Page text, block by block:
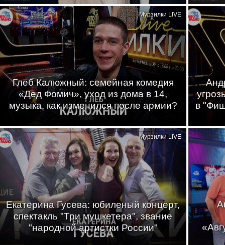
Глеб Калюжный: семейная комедия
«Дед Фомич», уход из дома в 14,
музыка, как изменился после армии?
Мурзилки LIVE
в
Екатерина Гусева: юбиленый концерт,
спектакль "Три мушкетера", звание
"народной артистки России"
Мурзилки LIVE